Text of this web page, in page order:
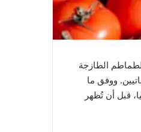
الطازجة
ووفق ما
المغرب وتركيا، قبل أن تُظهر